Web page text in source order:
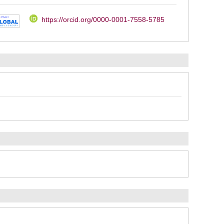
https://orcid.org/0000-0001-7558-5785